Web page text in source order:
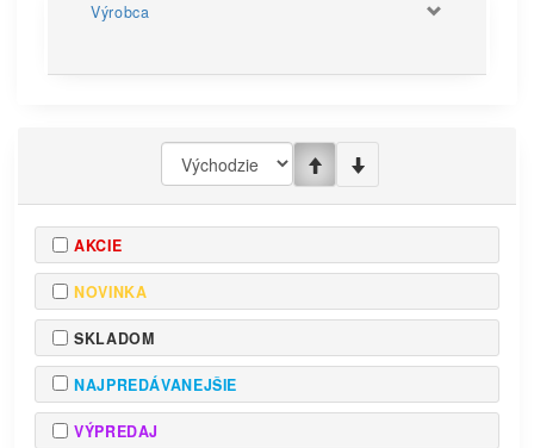
Výrobca
AKCIE
NOVINKA
SKLADOM
NAJPREDÁVANEJŠIE
VÝPREDAJ